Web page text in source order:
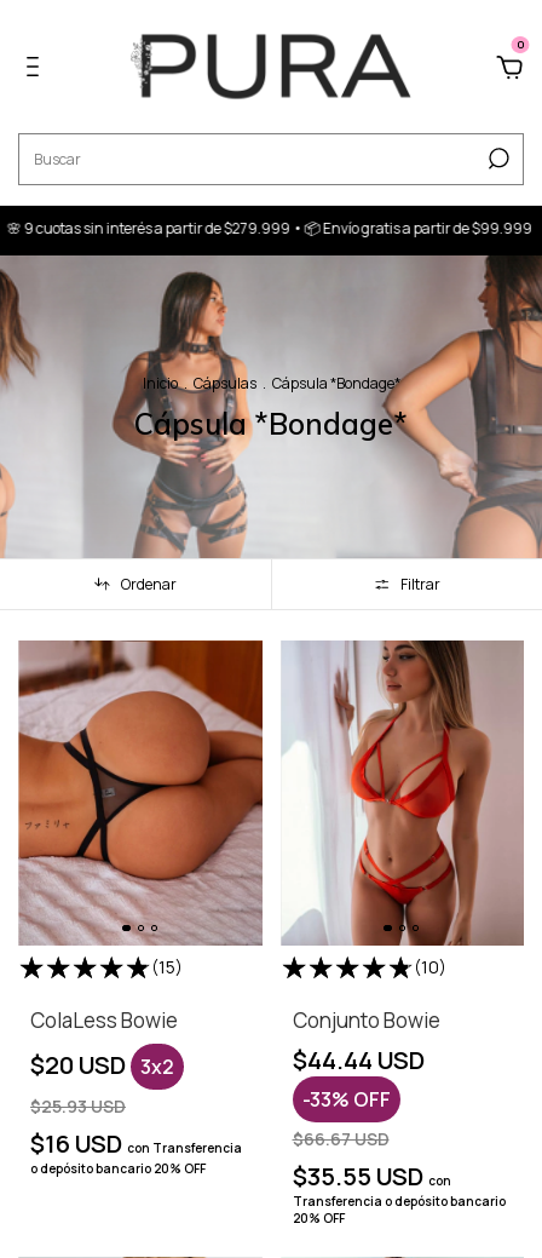
0
de $279.999 • 📦 Envío gratis a partir de $99.999 🌸 9 cuotas sin interés a
Inicio . Cápsulas . Cápsula *Bondage*
Cápsula *Bondage*
Ordenar Filtrar
(15)
ColaLess Bowie
$20 USD 3x2
$25.93 USD
$16 USD con Transferencia
o depósito bancario 20% OFF
(10)
Conjunto Bowie
$44.44 USD
-33% OFF
$66.67 USD
$35.55 USD con
Transferencia o depósito bancario
20% OFF